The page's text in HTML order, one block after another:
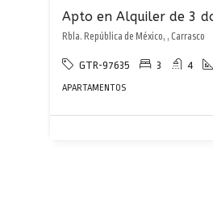
Rbla. República de México, , Carrasco
GTR-97635 3 4
APARTAMENTOS